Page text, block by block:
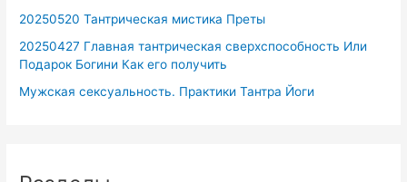
20250520 Тантрическая мистика Преты
20250427 Главная тантрическая сверхспособность Или
Подарок Богини Как его получить
Мужская сексуальность. Практики Тантра Йоги